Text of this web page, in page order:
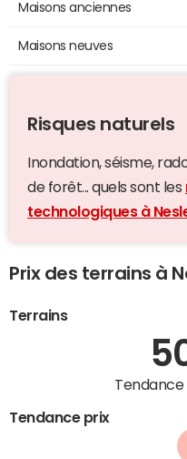
Maisons anciennes
Maisons neuves
Risques naturels
Inondation, séisme,
de forêt... quels sont les
technologiques à
Prix des terrains à
Terrains
Tendance
Tendance prix